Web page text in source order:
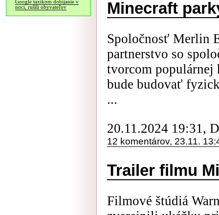
Google taxíkom dobíjanie v
noci, rušili obyvateľov
Minecraft
Spoločnosť Merlin
partnerstvo so
tvorcom
bude budovať
...
20.11.2024 19:31,
12 komentárov, 23.11.
Trailer filmu
Filmové štúdiá